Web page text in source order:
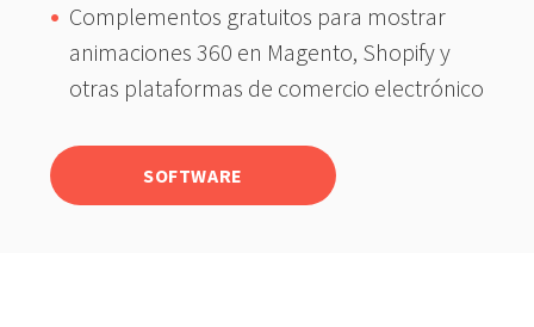
Complementos gratuitos para mostrar
animaciones 360 en Magento, Shopify y
otras plataformas de comercio electrónico
SOFTWARE